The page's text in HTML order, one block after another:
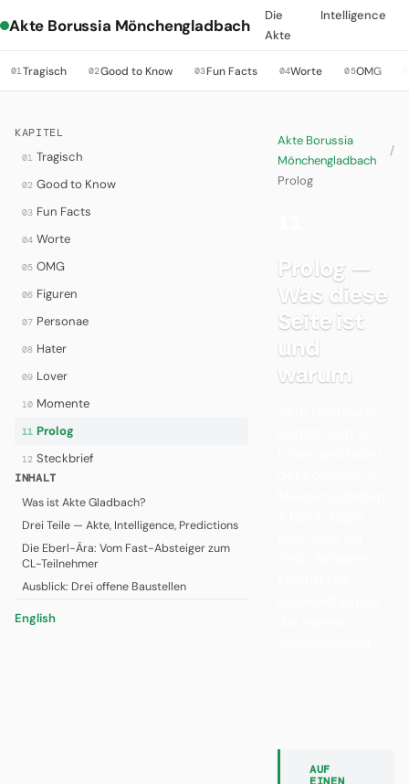
Akte Borussia Mönchengladbach
Die
Akte
Intelligence
01Tragisch 02Good to Know 03Fun Facts 04Worte 05OMG
KAPITEL
01 Tragisch
02 Good to Know
03 Fun Facts
04 Worte
05 OMG
06 Figuren
07 Personae
08 Hater
09 Lover
10 Momente
11 Prolog
12 Steckbrief
INHALT
Was ist Akte Gladbach?
Drei Teile — Akte, Intelligence, Predictions
Die Eberl-Ära: Vom Fast-Absteiger zum
CL-Teilnehmer
Ausblick: Drei offene Baustellen
English
Akte Borussia
Mönchengladbach
/
Prolog
Prolog —
Was diese
Seite ist
und
warum
AUF